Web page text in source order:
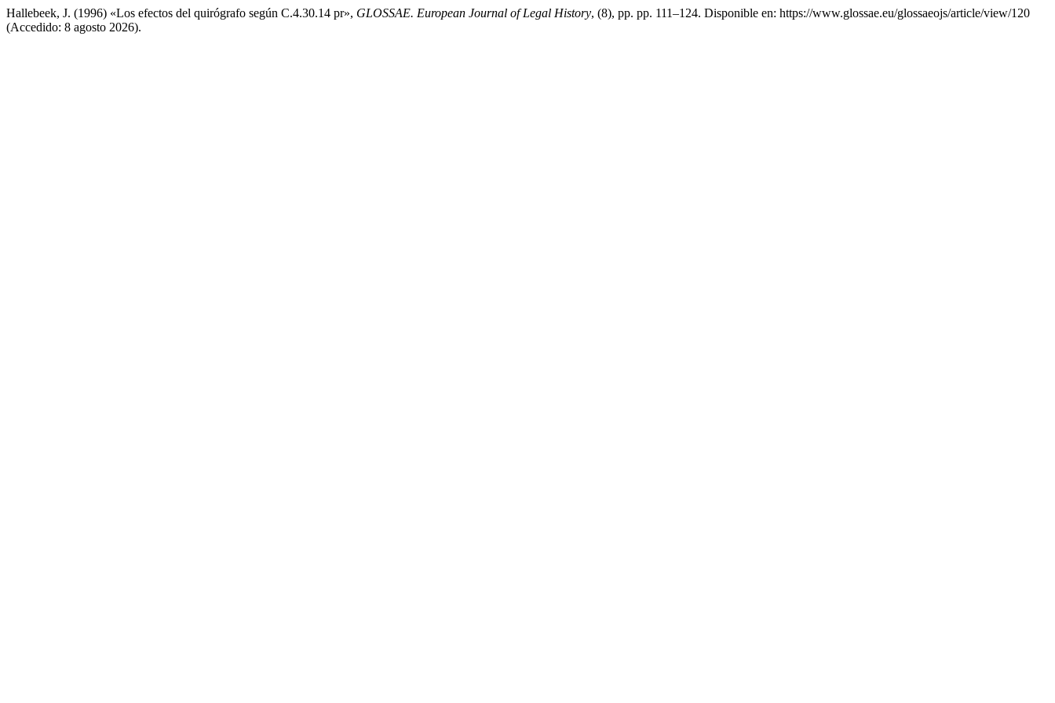
Hallebeek, J. (1996) «Los efectos del quirógrafo según C.4.30.14 pr», GLOSSAE. European Journal of Legal History, (8), pp. pp. 111–124. Disponible en: https://www.glossae.eu/glossaeojs/article/view/120
(Accedido: 8 agosto 2026).